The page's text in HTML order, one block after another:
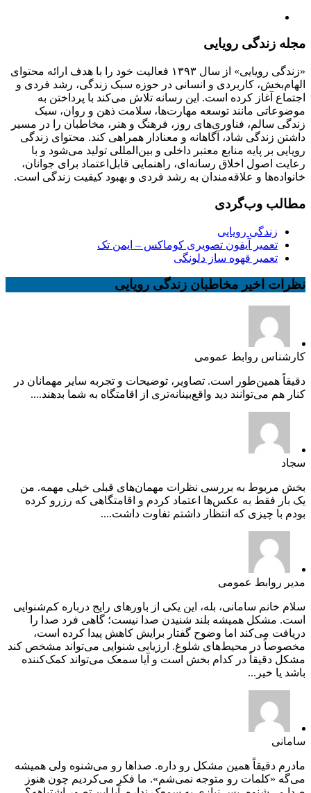
مجله زندگی رویایی
«زندگی رویایی» از سال ۱۳۹۳ فعالیت خود را با هدف ارائه محتوای
الهام‌بخش، کاربردی و انسانی در حوزه سبک زندگی، رشد فردی و
اجتماع آغاز کرده است. این رسانه تلاش می‌کند با پرداختن به
موضوعاتی مانند توسعه مهارت‌ها، سلامت ذهن و روان، سبک
زندگی سالم، فناوری‌های روز، فرهنگ و هنر، مخاطبان را در مسیر
داشتن زندگی شاد، آگاهانه و معنادار همراهی کند. محتوای زندگی
رویایی بر پایه منابع معتبر داخلی و بین‌المللی تولید می‌شود و با
رعایت اصول اخلاق رسانه‌ای، راهنمایی قابل‌اعتماد برای جوانان،
خانواده‌ها و علاقه‌مندان به رشد فردی و بهبود کیفیت زندگی است.
مطالب وب‌گردی
زندگی رویایی
تعمیر آیفون تصویری کوماکس – ایمن تک
تعمیر قهوه ساز دلونگی
نظرات اخیر مخاطبان زندگی رویایی
کارشناس روابط عمومی
دقیقاً همین‌طور است. تصاویر، توضیحات و تجربه سایر مهمانان در
کنار هم می‌توانند دید واقع‌بینانه‌تری از اقامتگاه به شما بدهند....
سجاد
بخش مربوط به بررسی نظرات مهمان‌های قبلی خیلی مهمه. من
یک بار فقط به عکس‌ها اعتماد کردم و اقامتگاهی که رزرو کرده
بودم با چیزی که انتظار داشتم تفاوت داشت....
مدیر روابط عمومی
سلام خانم سامانی، بله، این یکی از باورهای رایج درباره کم‌شنوایی
است. مشکل همیشه بلند شنیدن صدا نیست؛ گاهی فرد صدا را
دریافت می‌کند اما وضوح گفتار برایش کاهش پیدا کرده است،
مخصوصاً در محیط‌های شلوغ. ارزیابی شنوایی می‌تواند مشخص کند
مشکل دقیقاً در کدام بخش است و آیا سمعک می‌تواند کمک‌کننده
باشد یا خیر...
سامانی
مادرم دقیقاً همین مشکل رو داره. صداها رو می‌شنوه ولی همیشه
می‌گه «کلمات رو متوجه نمی‌شم». ما فکر می‌کردیم چون هنوز